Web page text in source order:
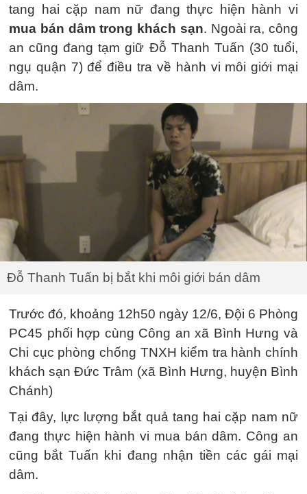
tang hai cặp nam nữ đang thực hiện hành vi
mua bán dâm trong khách sạn. Ngoài ra, công
an cũng đang tạm giữ Đỗ Thanh Tuấn (30 tuổi,
ngụ quận 7) để điều tra về hành vi môi giới mại
dâm.
Đỗ Thanh Tuấn bị bắt khi môi giới bán dâm
Trước đó, khoảng 12h50 ngày 12/6, Đội 6 Phòng
PC45 phối hợp cùng Công an xã Bình Hưng và
Chi cục phòng chống TNXH kiểm tra hành chính
khách sạn Đức Trâm (xã Bình Hưng, huyện Bình
Chánh)
Tại đây, lực lượng bắt quả tang hai cặp nam nữ
đang thực hiện hành vi mua bán dâm. Công an
cũng bắt Tuấn khi đang nhận tiền các gái mại
dâm.